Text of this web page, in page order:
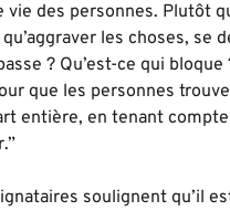
vie des personnes. Plutôt
les choses, se
? Qu’est-ce qui bloque
que les personnes
entière, en tenant
soulignent qu’il